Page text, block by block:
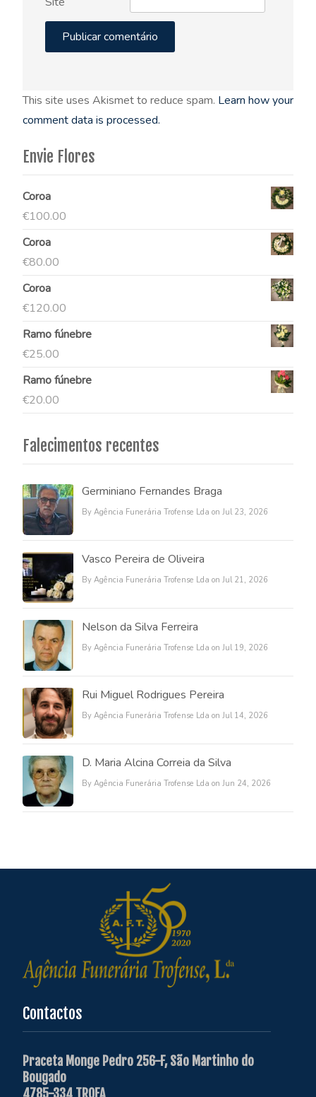
This site uses Akismet to reduce spam. Learn how your
comment data is processed.
Envie Flores
Coroa
€100.00
Coroa
€80.00
Coroa
€120.00
Ramo fúnebre
€25.00
Ramo fúnebre
€20.00
Falecimentos recentes
Germiniano Fernandes Braga
By Agência Funerária Trofense Lda on Jul 23, 2026
Vasco Pereira de Oliveira
By Agência Funerária Trofense Lda on Jul 21, 2026
Nelson da Silva Ferreira
By Agência Funerária Trofense Lda on Jul 19, 2026
Rui Miguel Rodrigues Pereira
By Agência Funerária Trofense Lda on Jul 14, 2026
D. Maria Alcina Correia da Silva
By Agência Funerária Trofense Lda on Jun 24, 2026
Contactos
Praceta Monge Pedro 256-F, São Martinho do
Bougado
4785-334 TROFA